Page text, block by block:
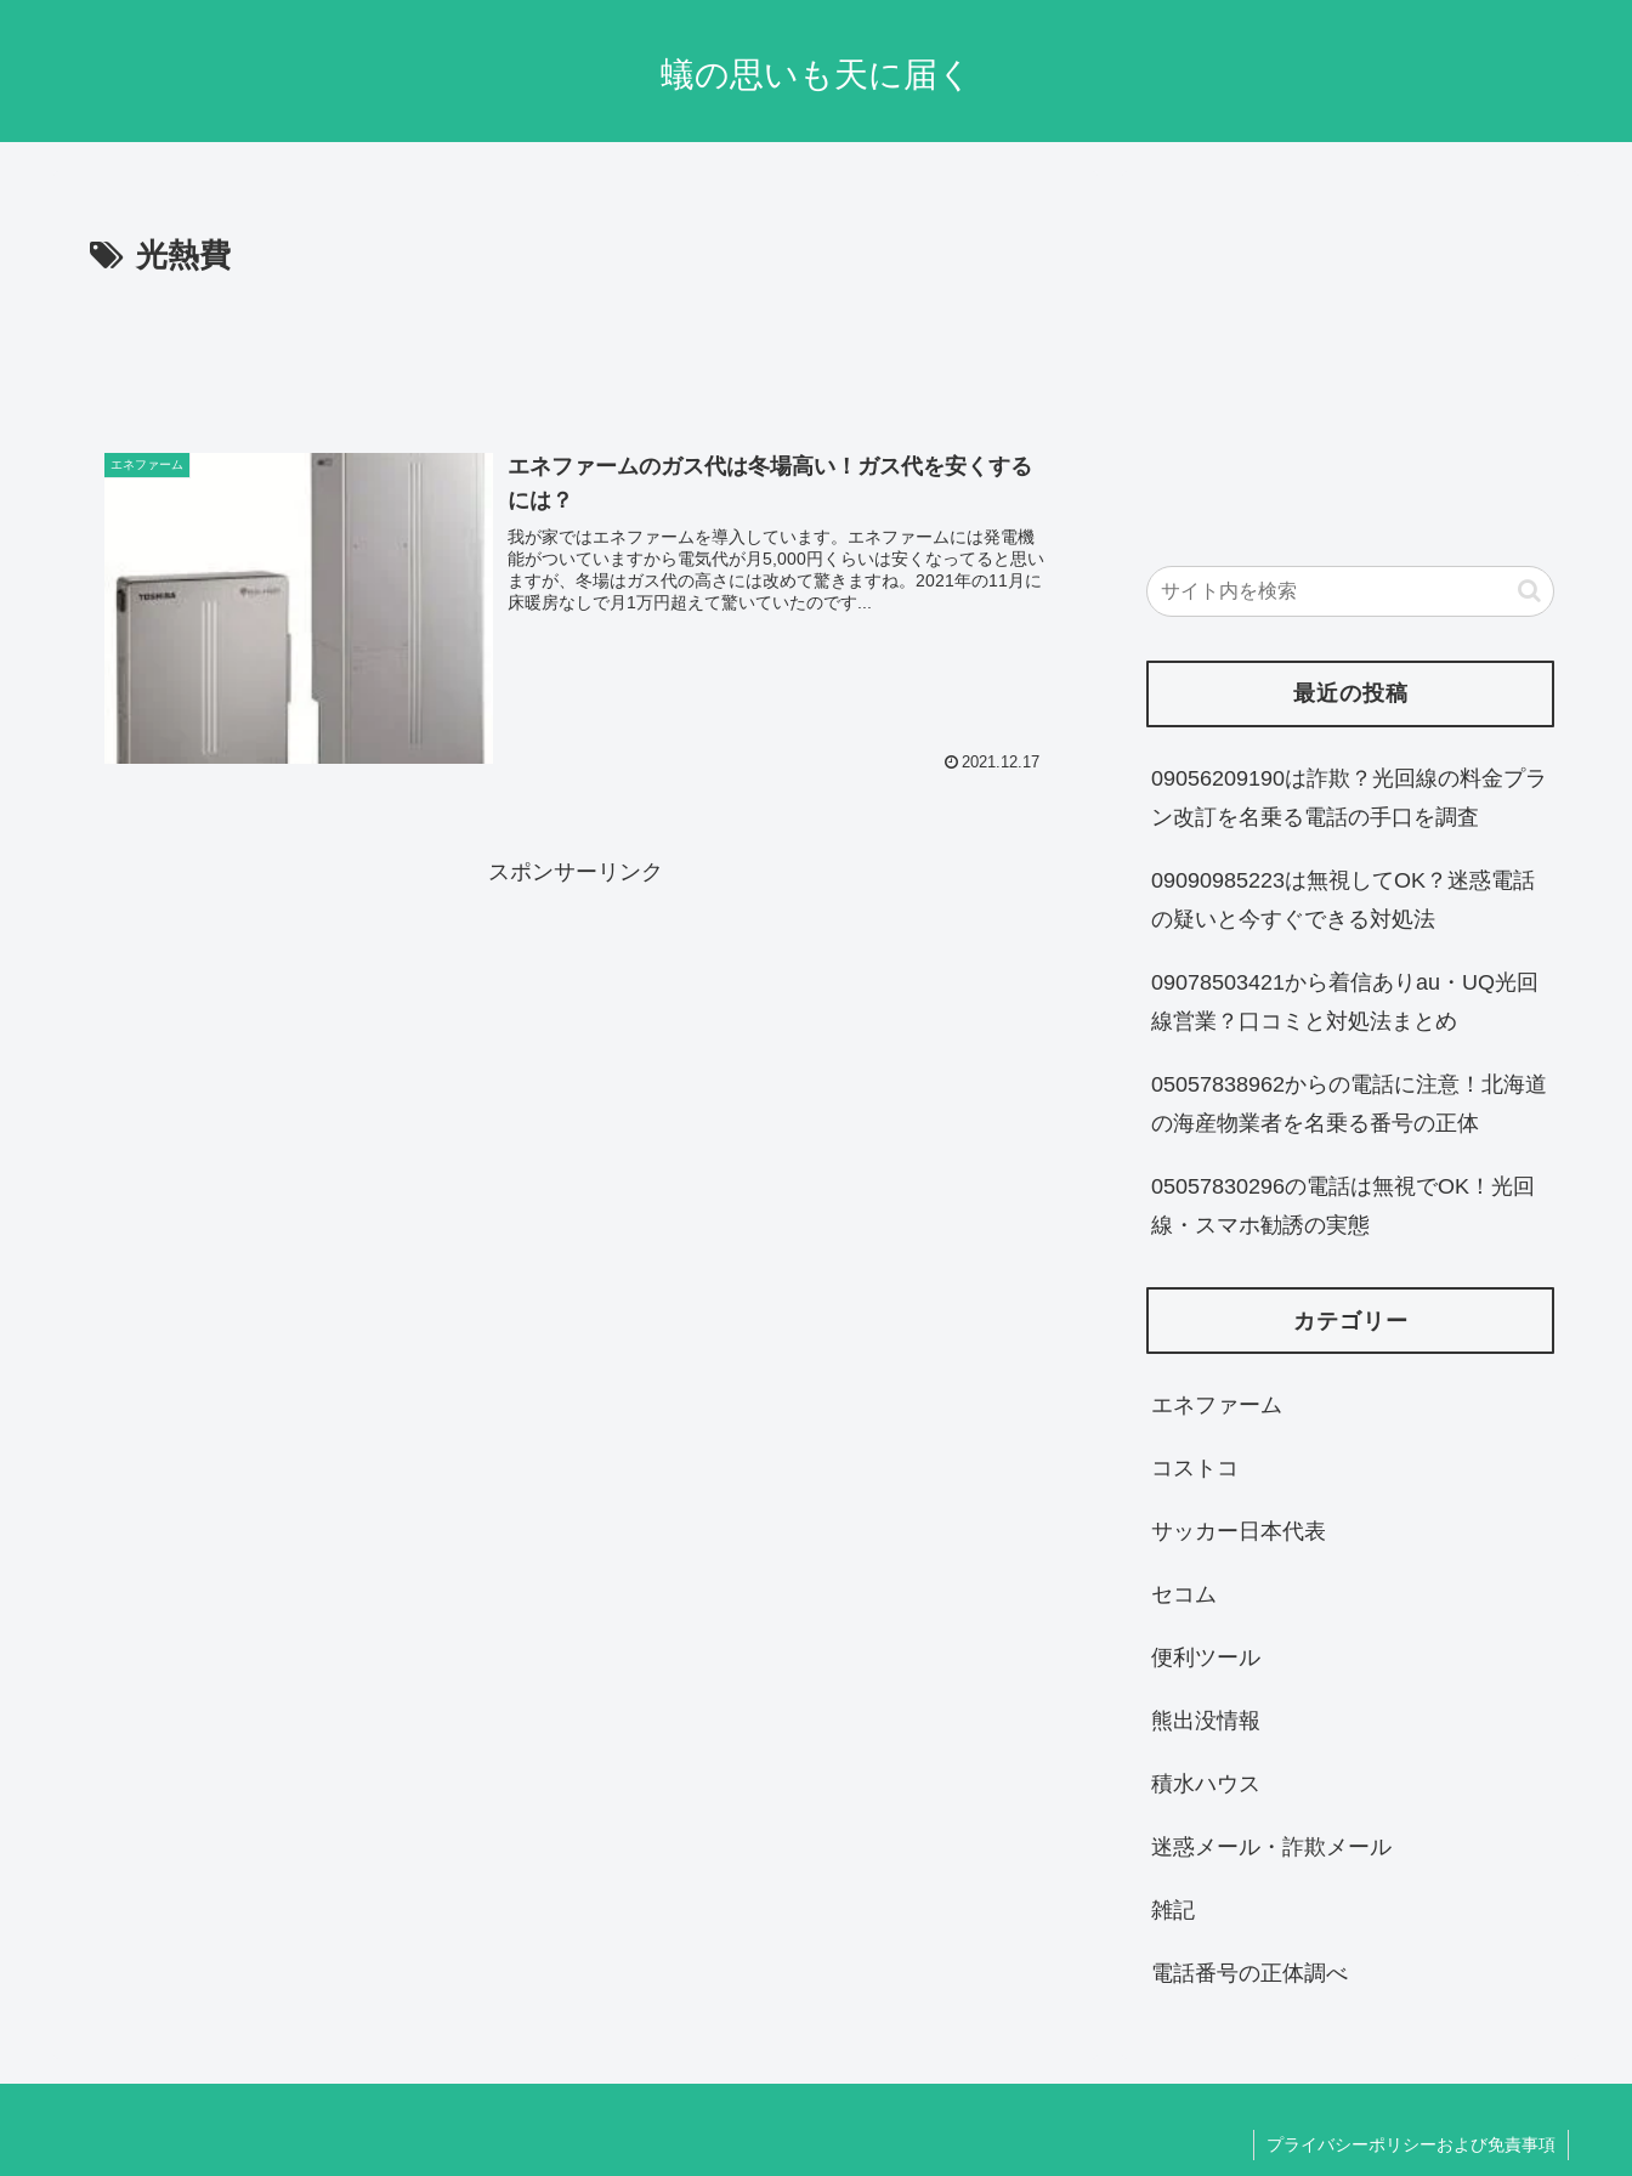
蟻の思いも天に届く
光熱費
エネファーム
エネファームのガス代は冬場高い！ガス代を安くする
には？
我が家ではエネファームを導入しています。エネファームには発電機
能がついていますから電気代が月5,000円くらいは安くなってると思い
ますが、冬場はガス代の高さには改めて驚きますね。2021年の11月に
床暖房なしで月1万円超えて驚いていたのです...
2021.12.17
スポンサーリンク
最近の投稿
09056209190は詐欺？光回線の料金プラ
ン改訂を名乗る電話の手口を調査
09090985223は無視してOK？迷惑電話
の疑いと今すぐできる対処法
09078503421から着信ありau・UQ光回
線営業？口コミと対処法まとめ
05057838962からの電話に注意！北海道
の海産物業者を名乗る番号の正体
05057830296の電話は無視でOK！光回
線・スマホ勧誘の実態
カテゴリー
エネファーム
コストコ
サッカー日本代表
セコム
便利ツール
熊出没情報
積水ハウス
迷惑メール・詐欺メール
雑記
電話番号の正体調べ
プライバシーポリシーおよび免責事項